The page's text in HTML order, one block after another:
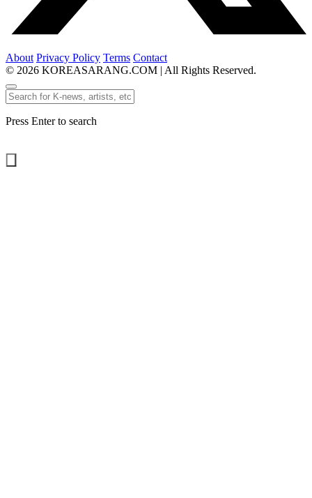
About Privacy Policy Terms Contact
© 2026 KOREASARANG.COM | All Rights Reserved.
Press Enter to search